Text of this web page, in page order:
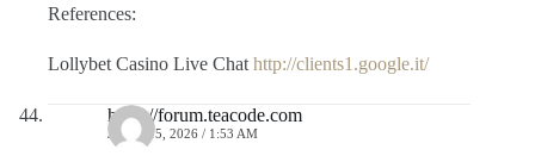
References:
Lollybet Casino Live Chat http://clients1.google.it/
https://forum.teacode.com
JULIO 15, 2026 / 1:53 AM